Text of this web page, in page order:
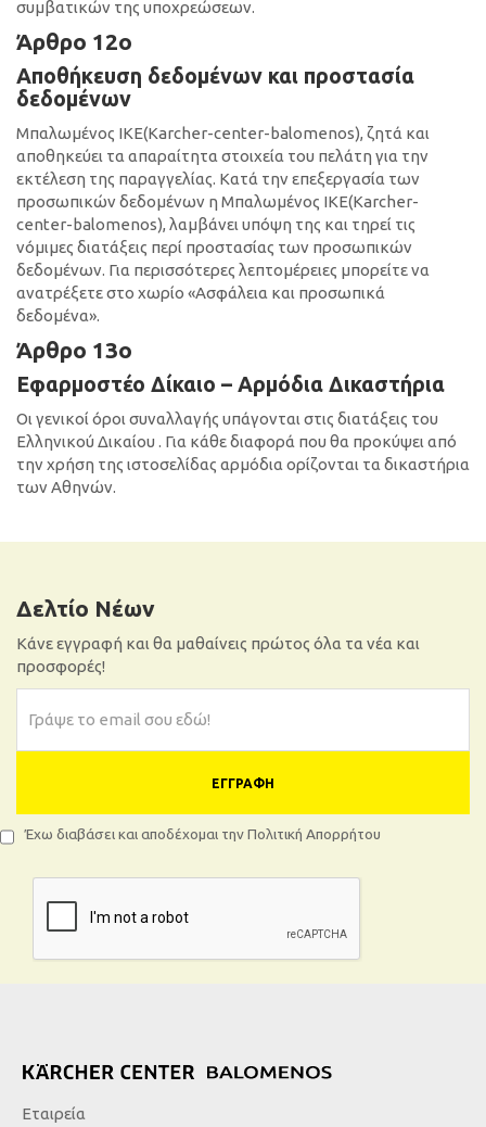
συμβατικών της υποχρεώσεων.
Άρθρο 12ο
Αποθήκευση δεδομένων και προστασία
δεδομένων
Μπαλωμένος ΙΚΕ(Κarcher-center-balomenos), ζητά και
αποθηκεύει τα απαραίτητα στοιχεία του πελάτη για την
εκτέλεση της παραγγελίας. Κατά την επεξεργασία των
προσωπικών δεδομένων η Μπαλωμένος ΙΚΕ(Κarcher-
center-balomenos), λαμβάνει υπόψη της και τηρεί τις
νόμιμες διατάξεις περί προστασίας των προσωπικών
δεδομένων. Για περισσότερες λεπτομέρειες μπορείτε να
ανατρέξετε στο χωρίο «Ασφάλεια και προσωπικά
δεδομένα».
Άρθρο 13ο
Εφαρμοστέο Δίκαιο – Αρμόδια Δικαστήρια
Οι γενικοί όροι συναλλαγής υπάγονται στις διατάξεις του
Ελληνικού Δικαίου . Για κάθε διαφορά που θα προκύψει από
την χρήση της ιστοσελίδας αρμόδια ορίζονται τα δικαστήρια
των Αθηνών.
Δελτίο Νέων
Κάνε εγγραφή και θα μαθαίνεις πρώτος όλα τα νέα και
προσφορές!
ΕΓΓΡΑΦΉ
Έχω διαβάσει και αποδέχομαι την Πολιτική Απορρήτου
Εταιρεία